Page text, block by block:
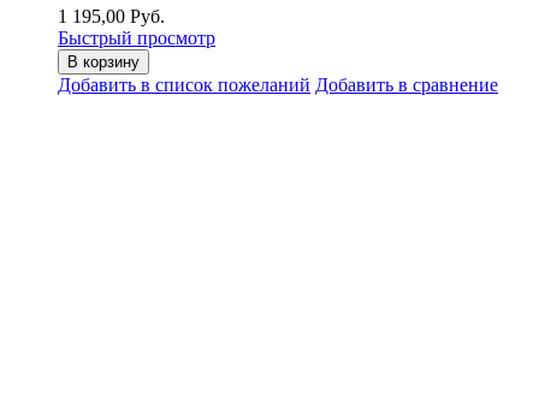
1 195,00 Руб.
Быстрый просмотр
В корзину
Добавить в список пожеланий Добавить в сравнение